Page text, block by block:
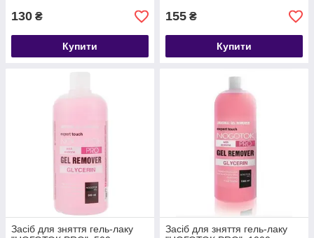
130 ₴
Купити
155 ₴
Купити
Засіб для зняття гель-лаку
Засіб для зняття гель-лаку